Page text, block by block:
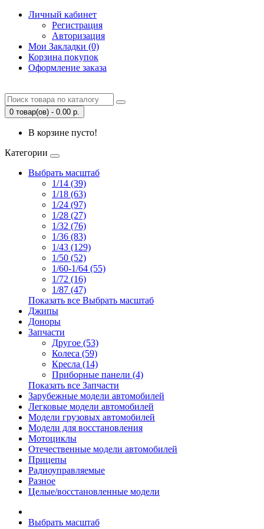
Личный кабинет
Регистрация
Авторизация
Мои Закладки (0)
Корзина покупок
Оформление заказа
0 товар(ов) - 0.00 р.
В корзине пусто!
Категории
Выбрать масштаб
1/14 (39)
1/18 (63)
1/24 (97)
1/28 (27)
1/32 (76)
1/36 (83)
1/43 (129)
1/50 (52)
1/60-1/64 (55)
1/72 (16)
1/87 (47)
Показать все Выбрать масштаб
Джипы
Доноры
Запчасти
Другое (53)
Колеса (59)
Кресла (14)
Приборные панели (4)
Показать все Запчасти
Зарубежные модели автомобилей
Легковые модели автомобилей
Модели грузовых автомобилей
Модели для восстановления
Мотоциклы
Отечественные модели автомобилей
Прицепы
Радиоуправляемые
Разное
Целые/восстановленные модели
Выбрать масштаб